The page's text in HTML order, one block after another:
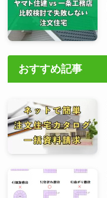
おすすめ記事